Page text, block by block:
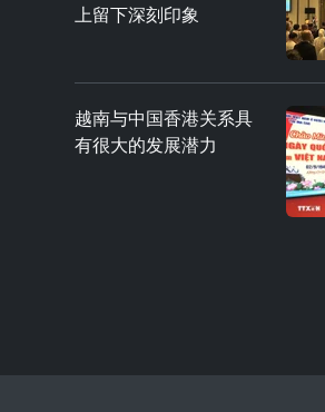
上留下深刻印象
越南与中国香港关系具
有很大的发展潜力